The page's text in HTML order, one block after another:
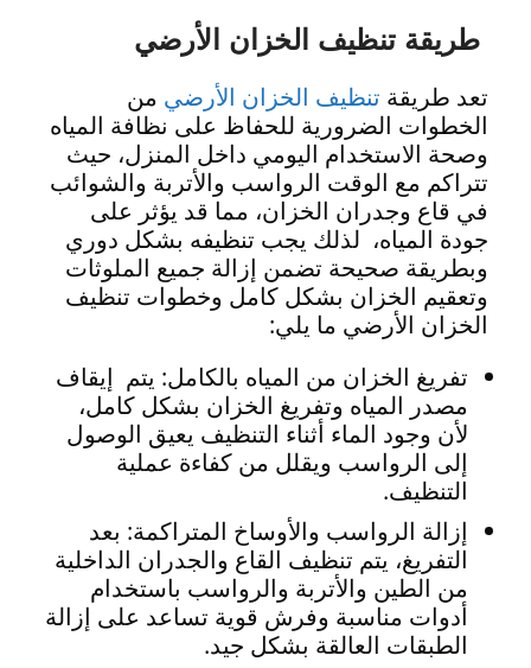
طريقة تنظيف الخزان الأرضي
تعد طريقة تنظيف الخزان الأرضي من
الخطوات الضرورية للحفاظ على نظافة المياه
وصحة الاستخدام اليومي داخل المنزل، حيث
تتراكم مع الوقت الرواسب والأتربة والشوائب
في قاع وجدران الخزان، مما قد يؤثر على
جودة المياه، لذلك يجب تنظيفه بشكل دوري
وبطريقة صحيحة تضمن إزالة جميع الملوثات
وتعقيم الخزان بشكل كامل وخطوات تنظيف
الخزان الأرضي ما يلي:
تفريغ الخزان من المياه بالكامل: يتم إيقاف
مصدر المياه وتفريغ الخزان بشكل كامل،
لأن وجود الماء أثناء التنظيف يعيق الوصول
إلى الرواسب ويقلل من كفاءة عملية
التنظيف.
إزالة الرواسب والأوساخ المتراكمة: بعد
التفريغ، يتم تنظيف القاع والجدران الداخلية
من الطين والأتربة والرواسب باستخدام
أدوات مناسبة وفرش قوية تساعد على إزالة
الطبقات العالقة بشكل جيد.